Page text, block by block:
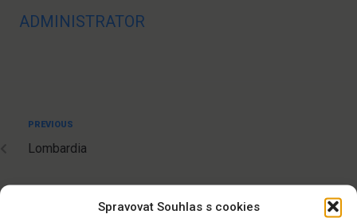
Spravovat Souhlas s cookies
ADMINISTRATOR
PREVIOUS
Lombardia